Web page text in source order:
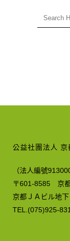
公益社團法人 京
（法人編號
〒601-8585 京
京都ＪＡビル地
TEL.(075)925-